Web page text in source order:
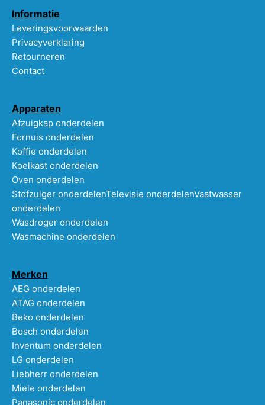
Informatie
Leveringsvoorwaarden
Privacyverklaring
Retourneren
Contact
Apparaten
Afzuigkap onderdelen
Fornuis onderdelen
Koffie onderdelen
Koelkast onderdelen
Oven onderdelen
Stofzuiger onderdelenTelevisie onderdelenVaatwasser
onderdelen
Wasdroger onderdelen
Wasmachine onderdelen
Merken
AEG onderdelen
ATAG onderdelen
Beko onderdelen
Bosch onderdelen
Inventum onderdelen
LG onderdelen
Liebherr onderdelen
Miele onderdelen
Panasonic onderdelen